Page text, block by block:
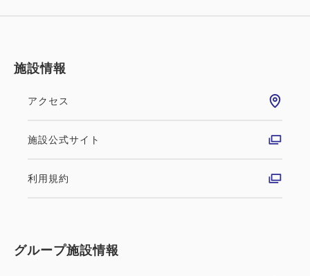
施設情報
アクセス
施設公式サイト
利用規約
グループ施設情報